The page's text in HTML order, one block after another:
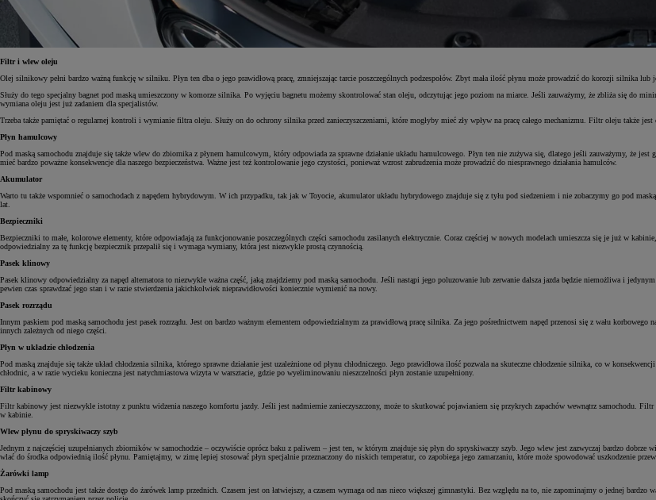
Filtr i wlew oleju
Olej silnikowy pełni bardzo ważną funkcję w silniku. Płyn ten dba o jego prawidłową pracę, zmniejszając tarcie poszczególnych podzespołów. Zbyt mała ilość płynu może prowadzić do korozji silnika
Służy do tego specjalny bagnet pod maską umieszczony w komorze silnika. Po wyjęciu bagnetu możemy skontrolować stan oleju, odczytując jego poziom na miarce. Jeśli zauważymy, że zbliża się do
wymiana oleju jest już zadaniem dla specjalistów.
Trzeba także pamiętać o regularnej kontroli i wymianie filtra oleju. Służy on do ochrony silnika przed zanieczyszczeniami, które mogłyby mieć zły wpływ na pracę całego mechanizmu. Filtr oleju także
Płyn hamulcowy
Pod maską samochodu znajduje się także wlew do zbiornika z płynem hamulcowym, który odpowiada za sprawne działanie układu hamulcowego. Płyn ten nie zużywa się, dlatego jeśli zauważymy, że
mieć bardzo poważne konsekwencje dla naszego bezpieczeństwa. Ważne jest też kontrolowanie jego czystości, ponieważ wzrost zabrudzenia może prowadzić do niesprawnego działania hamulców.
Akumulator
Warto tu także wspomnieć o samochodach z napędem hybrydowym. W ich przypadku, tak jak w Toyocie, akumulator układu hybrydowego znajduje się z tyłu pod siedzeniem i nie zobaczymy go pod
lat.
Bezpieczniki
Bezpieczniki to małe, kolorowe elementy, które odpowiadają za funkcjonowanie poszczególnych części samochodu zasilanych elektrycznie. Coraz częściej w nowych modelach umieszcza się je już w
odpowiedzialny za tę funkcję bezpiecznik przepalił się i wymaga wymiany, która jest niezwykle prostą czynnością.
Pasek klinowy
Pasek klinowy odpowiedzialny za napęd alternatora to niezwykle ważna część, jaką znajdziemy pod maską samochodu. Jeśli nastąpi jego poluzowanie lub zerwanie dalsza jazda będzie niemożliwa i
pewien czas sprawdzać jego stan i w razie stwierdzenia jakichkolwiek nieprawidłowości koniecznie wymienić na nowy.
Pasek rozrządu
Innym paskiem pod maską samochodu jest pasek rozrządu. Jest on bardzo ważnym elementem odpowiedzialnym za prawidłową pracę silnika. Za jego pośrednictwem napęd przenosi się z wału
innych zależnych od niego części.
Płyn w układzie chłodzenia
Pod maską znajduje się także układ chłodzenia silnika, którego sprawne działanie jest uzależnione od płynu chłodniczego. Jego prawidłowa ilość pozwala na skuteczne chłodzenie silnika, co w
chłodnic, a w razie wycieku konieczna jest natychmiastowa wizyta w warsztacie, gdzie po wyeliminowaniu nieszczelności płyn zostanie uzupełniony.
Filtr kabinowy
Filtr kabinowy jest niezwykle istotny z punktu widzenia naszego komfortu jazdy. Jeśli jest nadmiernie zanieczyszczony, może to skutkować pojawianiem się przykrych zapachów wewnątrz samochodu.
w kabinie.
Wlew płynu do spryskiwaczy szyb
Jednym z najczęściej uzupełnianych zbiorników w samochodzie – oczywiście oprócz baku z paliwem – jest ten, w którym znajduje się płyn do spryskiwaczy szyb. Jego wlew jest zazwyczaj bardzo
wlać do środka odpowiednią ilość płynu. Pamiętajmy, w zimę lepiej stosować płyn specjalnie przeznaczony do niskich temperatur, co zapobiega jego zamarzaniu, które może spowodować uszkodzenie
Żarówki lamp
Pod maską samochodu jest także dostęp do żarówek lamp przednich. Czasem jest on łatwiejszy, a czasem wymaga od nas nieco większej gimnastyki. Bez względu na to, nie zapominajmy o jednej